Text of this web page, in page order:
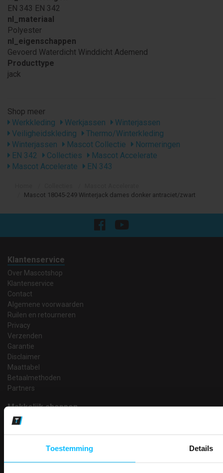
Toestemming Details
EN 343 EN 342
nl_materiaal
Polyester
nl_eigenschappen
Gevoerd Waterdicht Winddicht Ademend
Producttype
jack
Shop meer
Werkkleding
Werkjassen
Winterjassen
Veiligheidskleding
Thermo/Winterkleding
Winterjassen
Mascot Collectie
Normeringen
EN 342
Collecties
Mascot Accelerate
Mascot Accelerate
EN 343
Mascot 18045-249 Winterjack dames donker antraciet/zwart
Klantenservice
Over Mascotshop
Klantenservice
Contact
Algemene voorwaarden
Ruilen en retourneren
Privacy
Verzenden
Garantie
Disclaimer
Maattabel
Betaalmethoden
Partners
Makkelijk shoppen
Gratis verzending in Nederland vanaf € 150,- excl. BTW
Betaalwijze